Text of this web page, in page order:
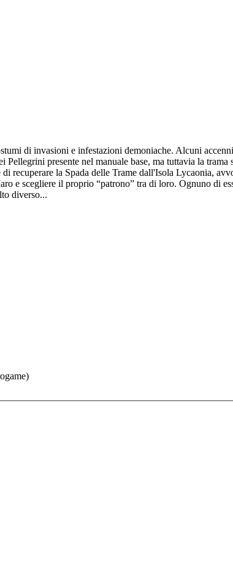
di invasioni e infestazioni demoniache. Alcuni
presente nel manuale base, ma tuttavia la
recuperare la Spada delle Trame dall'Isola Lycaonia,
e scegliere il proprio “patrono” tra di loro. Ognuno di
diverso...